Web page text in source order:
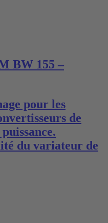
BW 155 –
pour les
de
du variateur de